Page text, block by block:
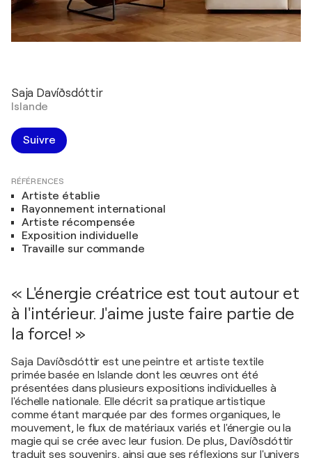
Saja Davíðsdóttir
Islande
Suivre
RÉFÉRENCES
Artiste établie
Rayonnement international
Artiste récompensée
Exposition individuelle
Travaille sur commande
« L'énergie créatrice est tout autour et
à l'intérieur. J'aime juste faire partie de
la force! »
Saja Davíðsdóttir est une peintre et artiste textile
primée basée en Islande dont les œuvres ont été
présentées dans plusieurs expositions individuelles à
l'échelle nationale. Elle décrit sa pratique artistique
comme étant marquée par des formes organiques, le
mouvement, le flux de matériaux variés et l'énergie ou la
magie qui se crée avec leur fusion. De plus, Davíðsdóttir
traduit ses souvenirs, ainsi que ses réflexions sur l'univers